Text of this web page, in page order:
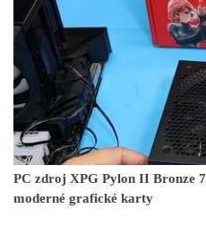
PC zdroj XPG Pylon II Bronze
moderné grafické karty